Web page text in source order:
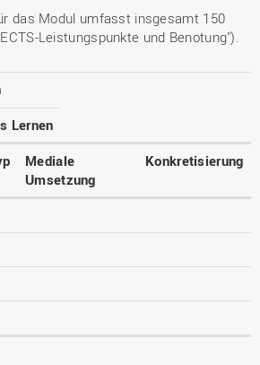
das Modul umfasst insgesamt 150
Leistungspunkte und Benotung").
Lernen
Mediale
Umsetzung
Konkretisierung